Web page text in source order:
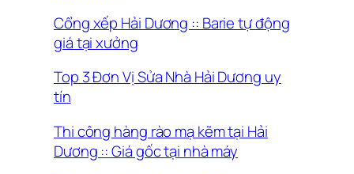
Cổng xếp Hải Dương :: Barie tự động
giá tại xưởng
Top 3 Đơn Vị Sửa Nhà Hải Dương uy
tín
Thi công hàng rào mạ kẽm tại Hải
Dương :: Giá gốc tại nhà máy